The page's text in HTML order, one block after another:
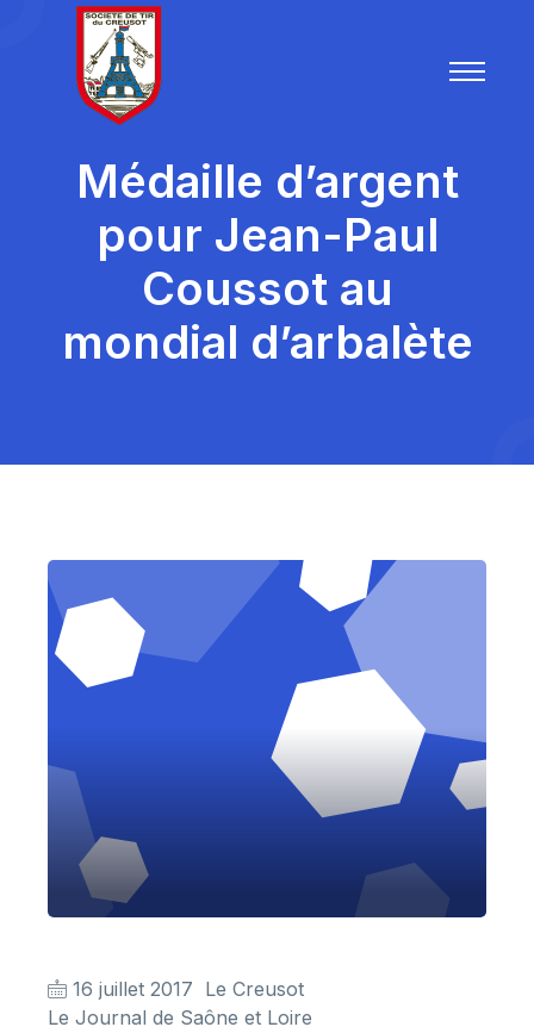
Médaille d’argent
pour Jean-Paul
Coussot au
mondial d’arbalète
16 juillet 2017 Le Creusot
Le Journal de Saône et Loire